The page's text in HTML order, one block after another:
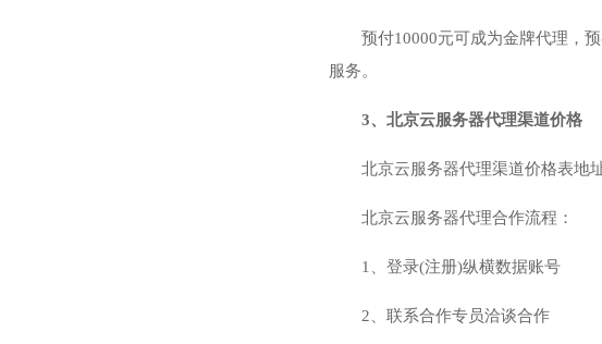
预付10000元可成为金牌代理，
服务。
3、北京云服务器代理渠道价格
北京云服务器代理渠道价格表地
北京云服务器代理合作流程：
1、登录(注册)纵横数据账号
2、联系合作专员洽谈合作